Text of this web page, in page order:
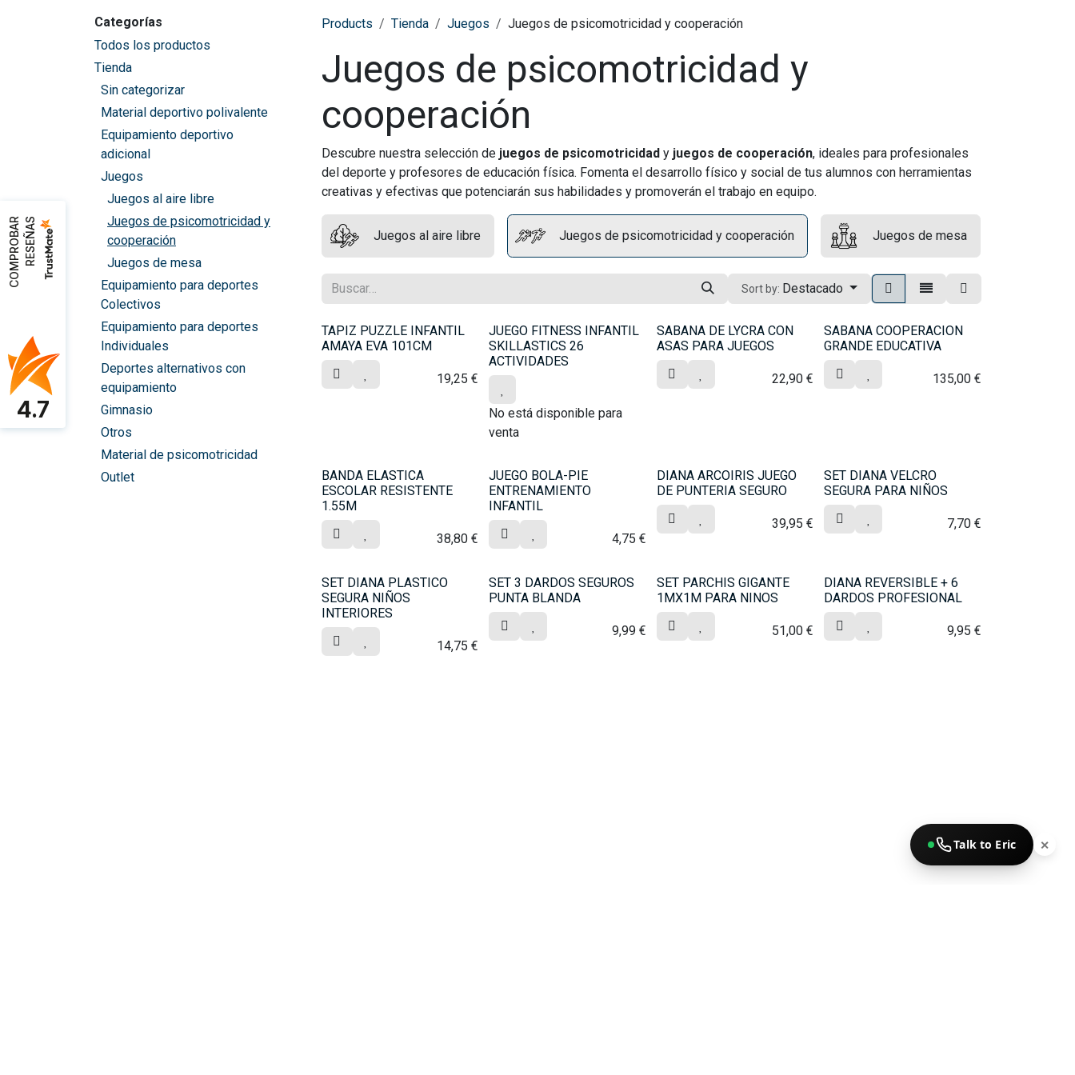
Categorías
Todos los productos
Tienda
Sin categorizar
Material deportivo polivalente
Equipamiento deportivo
adicional
Juegos
Juegos al aire libre
Juegos de psicomotricidad y
cooperación
Juegos de mesa
Equipamiento para deportes
Colectivos
Equipamiento para deportes
Individuales
Deportes alternativos con
equipamiento
Gimnasio
Otros
Material de psicomotricidad
Outlet
Products Tienda Juegos Juegos de psicomotricidad y cooperación
Juegos de psicomotricidad y
cooperación
Descubre nuestra selección de juegos de psicomotricidad y juegos de cooperación, ideales para profesionales
del deporte y profesores de educación física. Fomenta el desarrollo físico y social de tus alumnos con herramientas
creativas y efectivas que potenciarán sus habilidades y promoverán el trabajo en equipo.
Juegos al aire libre Juegos de psicomotricidad y cooperación Juegos de mesa
Sort by: Destacado
TAPIZ PUZZLE INFANTIL
AMAYA EVA 101CM
19,25 €
JUEGO FITNESS INFANTIL
SKILLASTICS 26
ACTIVIDADES
No está disponible para
venta
SABANA DE LYCRA CON
ASAS PARA JUEGOS
22,90 €
SABANA COOPERACION
GRANDE EDUCATIVA
135,00€
BANDA ELASTICA
ESCOLAR RESISTENTE
1.55M
38,80 €
JUEGO BOLA-PIE
ENTRENAMIENTO
INFANTIL
4,75 €
DIANA ARCOIRIS JUEGO
DE PUNTERIA SEGURO
39,95 €
SET DIANA VELCRO
SEGURA PARA NIÑOS
7,70€
SET DIANA PLASTICO
SEGURA NIÑOS
INTERIORES
14,75 €
SET 3 DARDOS SEGUROS
PUNTA BLANDA
9,99€
SET PARCHIS GIGANTE
1MX1M PARA NINOS
51,00 €
DIANA REVERSIBLE + 6
DARDOS PROFESIONAL
9,95 €
C
O
M
P
R
O
B
A
R
R
E
S
E
Ñ
AS
4.7
Talk to Eric ✕